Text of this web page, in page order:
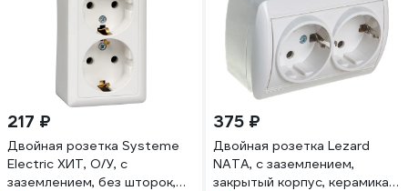
217 ₽
Двойная розетка Systeme
Electric ХИТ, О/У, с
заземлением, без шторок,
375 ₽
Двойная розетка Lezard
NATA, с заземлением,
закрытый корпус, керамика,